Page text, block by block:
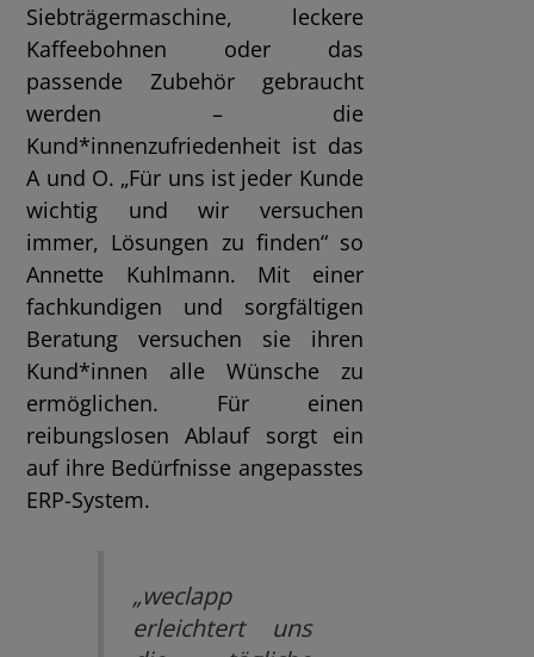
Siebträgermaschine, leckere
Kaffeebohnen oder das
passende Zubehör gebraucht
werden – die
Kund*innenzufriedenheit ist das
A und O. „Für uns ist jeder Kunde
wichtig und wir versuchen
immer, Lösungen zu finden“ so
Annette Kuhlmann. Mit einer
fachkundigen und sorgfältigen
Beratung versuchen sie ihren
Kund*innen alle Wünsche zu
ermöglichen. Für einen
reibungslosen Ablauf sorgt ein
auf ihre Bedürfnisse angepasstes
ERP-System.
„weclapp
erleichtert uns